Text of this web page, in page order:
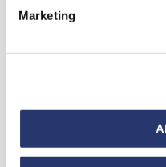
Marketing